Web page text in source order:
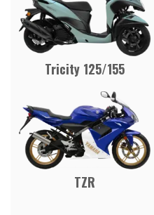
Tricity 125/155
TZR